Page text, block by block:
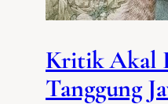
Kritik Akal
Tanggung